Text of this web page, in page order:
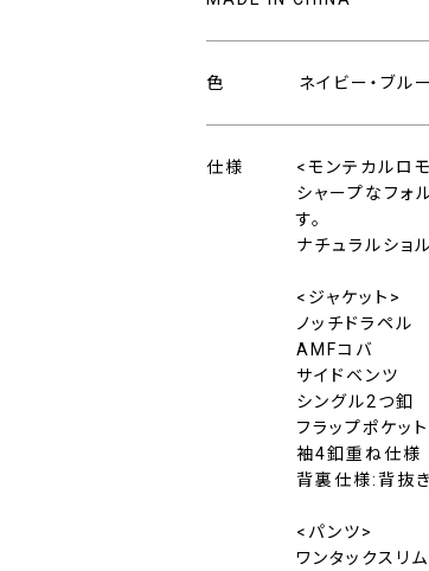
色 ネイビー・ブル
仕様
<モンテカルロ
シャープなフォ
す。
ナチュラルショ
<ジャケット>
ノッチドラペル
AMFコバ
サイドベンツ
シングル2つ釦
フラップポケット
袖4釦重ね仕様
背裏仕様:背抜き
<パンツ>
ワンタックスリ